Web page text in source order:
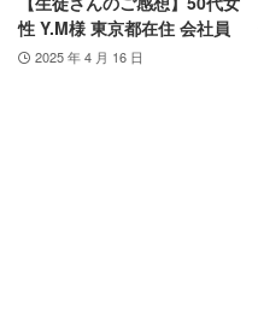
性 Y.M様 東京都在住 会社員
2025 年 4 月 16 日